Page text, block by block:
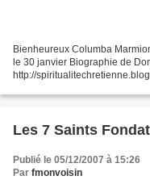
Bienheureux Columba
le 30 janvier Biographie de
http://
Les 7 Saints
Publié le 05/12/2007 à 15:26
Par fmonvoisin